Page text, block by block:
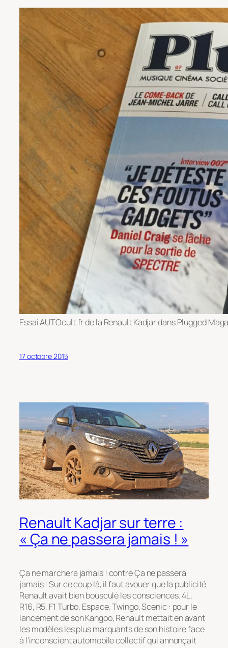
Essai AUTOcult.fr de la Renault Kadjar dans Plugged
17 octobre 2015
Renault Kadjar sur terre :
« Ça ne passera jamais ! »
Ça ne marchera jamais ! contre Ça ne passera
jamais ! Sur ce coup là, il faut avouer que la publicité
Renault avait bien bousculé les consciences. 4L,
R16, R5, F1 Turbo, Espace, Twingo, Scenic : pour le
lancement de son Kangoo, Renault mettait en avant
les modèles les plus marquants de son histoire face
à l’inconscient automobile collectif qui annonçait